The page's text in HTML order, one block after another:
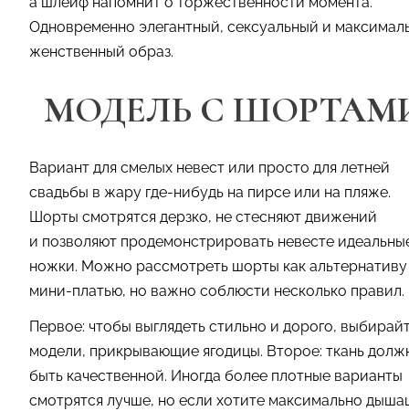
Одновременно элегантный, сексуальный и
женственный образ.
МОДЕЛЬ С
Вариант для смелых невест или просто для летней
свадьбы в жару где-нибудь на пирсе или на пляже.
Шорты смотрятся дерзко, не стесняют движений
и позволяют продемонстрировать невесте
ножки. Можно рассмотреть шорты как альтернативу
мини-платью, но важно соблюсти несколько правил.
Первое: чтобы выглядеть стильно и дорого,
модели, прикрывающие ягодицы. Второе: ткань
быть качественной. Иногда более плотные варианты
смотрятся лучше, но если хотите максимально